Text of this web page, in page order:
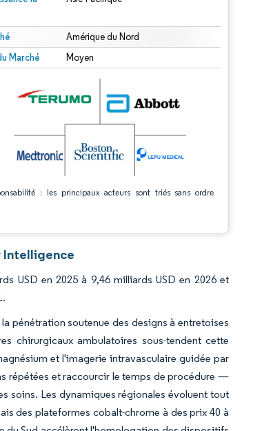
Amérique du Nord
Marché Moyen
: les principaux acteurs sont triés sans ordre
La réutilisation nécessite une attribution sous CC BY 4.0.
CC BY 4.0.
Intelligence
USD en 2025 à 9,46 milliards USD en 2026 et
pénétration soutenue des designs à entretoises
chirurgicaux ambulatoires sous-tendent cette
et l'imagerie intravasculaire guidée par
répétées et raccourcir le temps de procédure —
soins. Les dynamiques régionales évoluent tout
des plateformes cobalt-chrome à des prix 40 à